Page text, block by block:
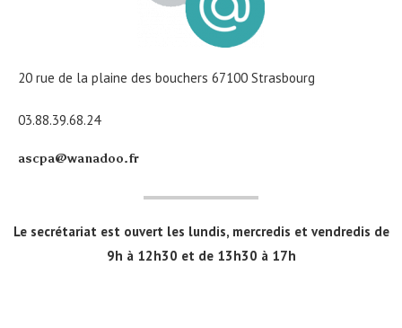
20 rue de la plaine des bouchers 67100 Strasbourg
03.88.39.68.24
ascpa@wanadoo.fr
Le secrétariat est ouvert les lundis, mercredis et vendredis de
9h à 12h30 et de 13h30 à 17h